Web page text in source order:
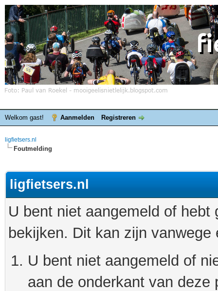
Welkom gast! Aanmelden Registreren
ligfietsers.nl
Foutmelding
ligfietsers.nl
U bent niet aangemeld of
bekijken. Dit kan zijn
U bent niet aangemeld of
aan de onderkant van